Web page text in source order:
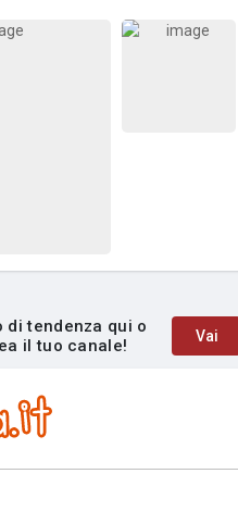
di tendenza qui o
il tuo canale!
Vai